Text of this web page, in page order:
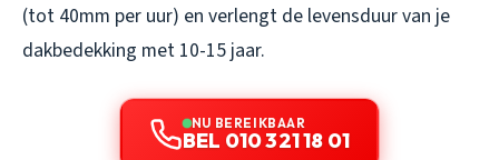
(tot 40mm per uur) en verlengt de levensduur van je
dakbedekking met 10-15 jaar.
NU BEREIKBAAR
BEL 010 321 18 01